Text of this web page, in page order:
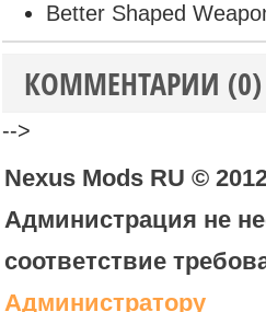
Better Shaped
КОММЕНТАРИИ (0)
-->
Nexus Mods RU ©
Администрация не
соответствие
Администратору